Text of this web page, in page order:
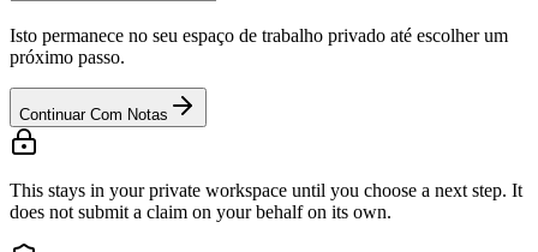
Isto permanece no seu espaço de trabalho privado até escolher um
próximo passo.
Continuar Com Notas
This stays in your private workspace until you choose a next step. It
does not submit a claim on your behalf on its own.